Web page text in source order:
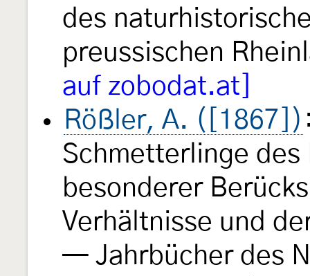
des
preussischen
auf zobodat.at]
Rößler, A. ([1867])
Schmetterlinge des
besonderer
Verhältnisse und
— Jahrbücher des